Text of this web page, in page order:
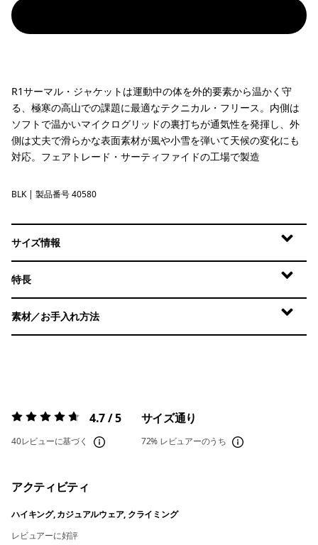
R1サーマル・ジャケットは運動中の体を外的要素から温かく守
る、極寒の高山での課題に最適なテクニカル・フリース。内側は
ソフトで温かいマイクログリッドの裏打ちが通気性を発揮し、外
側は丈夫で滑らかな表面素材が風や小雪を弾いて天候の変化にも
対応。フェアトレード・サーティファイドの工場で製造
Black
BLK | 製品番号 40580
サイズ情報
特長
素材／お手入れ方法
評価:4.7 / 5 4.7 / 5
40レビューに基づく
サイズ通り
72% レビュアーのうち
アクティビティ
ハイキング, カジュアルウェア, クライミング
レビュアーに好評